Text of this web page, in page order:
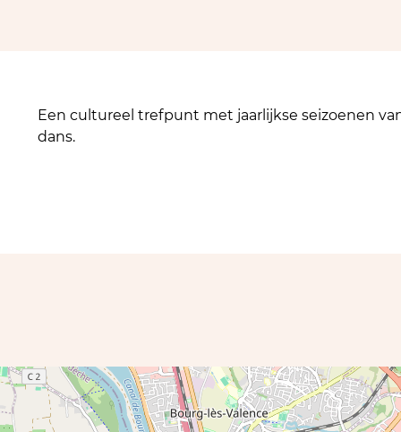
Een cultureel trefpunt met jaarlijkse seizoenen
dans.